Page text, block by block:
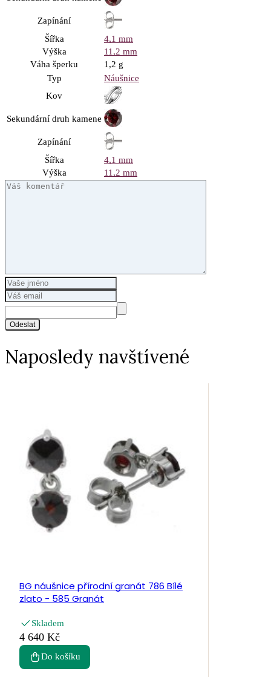
Zapínání
Šířka
4,1 mm
Výška
11,2 mm
Váha šperku
1,2 g
Typ
Náušnice
Kov
Sekundární druh kamene
Zapínání
Šířka
4,1 mm
Výška
11,2 mm
Odeslat
Naposledy navštívené
BG náušnice přírodní granát 786 Bílé
zlato - 585 Granát
Skladem
4 640 Kč
Do košíku